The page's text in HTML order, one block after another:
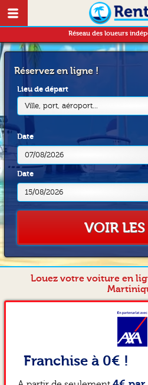
Réseau des loueurs
Réservez en ligne !
Lieu de départ
Ville, port, aéroport...
Date
Date
VOIR
Louez votre voiture en
Franchise à 0€ !